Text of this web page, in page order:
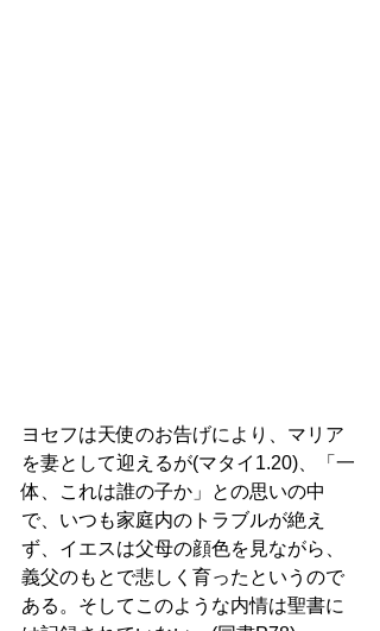
ヨセフは天使のお告げにより、マリア
を妻として迎えるが(マタイ1.20)、「一
体、これは誰の子か」との思いの中
で、いつも家庭内のトラブルが絶え
ず、イエスは父母の顔色を見ながら、
義父のもとで悲しく育ったというので
ある。そしてこのような内情は聖書に